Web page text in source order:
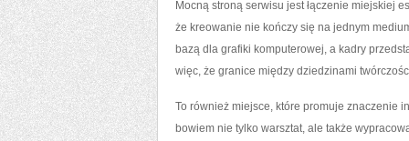
Mocną stroną serwisu jest łączenie miejskiej
że kreowanie nie kończy się na jednym
bazą dla grafiki komputerowej, a kadry
więc, że granice między dziedzinami
To również miejsce, które promuje znaczenie
bowiem nie tylko warsztat, ale także